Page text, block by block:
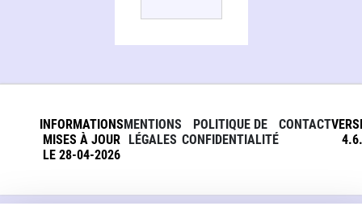
INFORMATIONS
MISES À JOUR
LE 28-04-2026
MENTIONS
LÉGALES
POLITIQUE DE
CONFIDENTIALITÉ
CONTACT